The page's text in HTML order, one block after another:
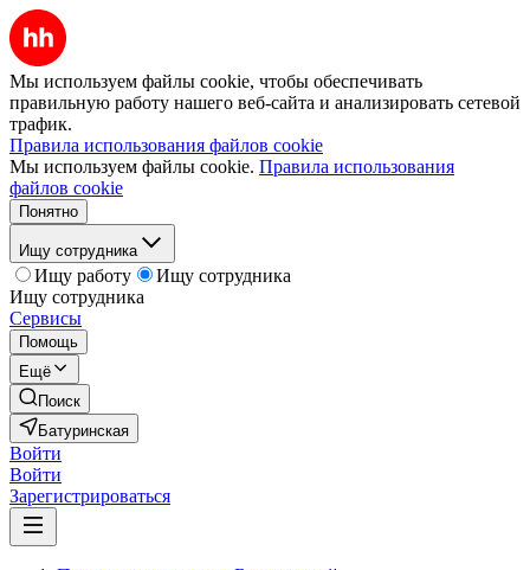
Мы используем файлы cookie, чтобы обеспечивать
правильную работу нашего веб-сайта и анализировать сетевой
трафик.
Правила использования файлов cookie
Мы используем файлы cookie. Правила использования
файлов cookie
Понятно
Ищу сотрудника
Ищу работу
Ищу сотрудника
Ищу сотрудника
Сервисы
Помощь
Ещё
Поиск
Батуринская
Войти
Войти
Зарегистрироваться